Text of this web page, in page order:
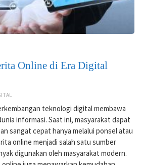
Online di Era Digital
teknologi digital membawa
informasi. Saat ini, masyarakat dapat
sangat cepat hanya melalui ponsel atau
online menjadi salah satu sumber
digunakan oleh masyarakat modern.